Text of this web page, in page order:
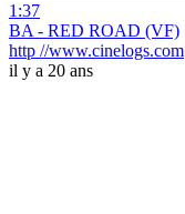
1:37
BA - RED ROAD (VF)
http //www.cinelogs.com
il y a 20 ans